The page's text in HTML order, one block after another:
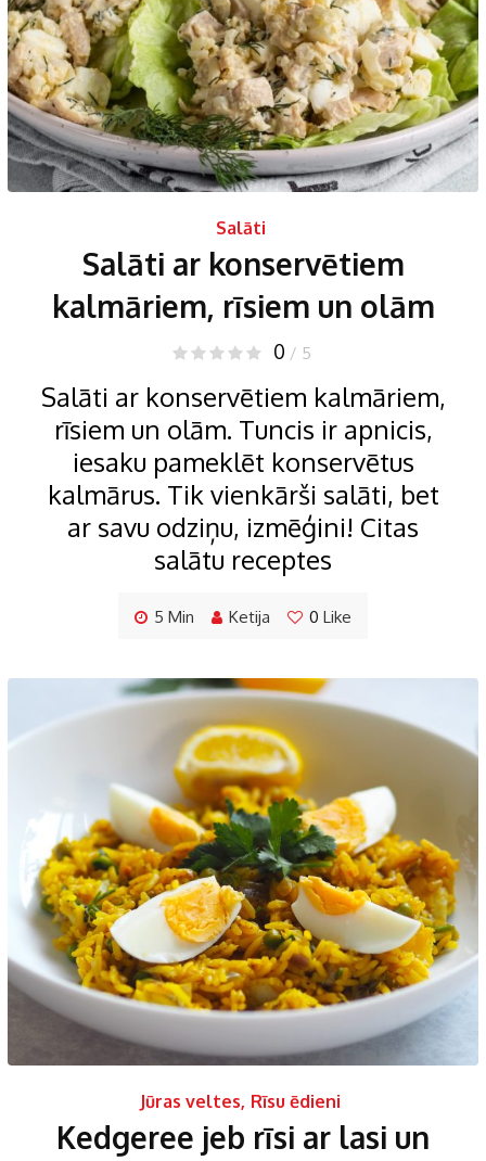
Salāti
Salāti ar konservētiem
kalmāriem, rīsiem un olām
0 / 5
Salāti ar konservētiem kalmāriem,
rīsiem un olām. Tuncis ir apnicis,
iesaku pameklēt konservētus
kalmārus. Tik vienkārši salāti, bet
ar savu odziņu, izmēģini! Citas
salātu receptes
5 Min Ketija 0 Like
Jūras veltes, Rīsu ēdieni
Kedgeree jeb rīsi ar lasi un